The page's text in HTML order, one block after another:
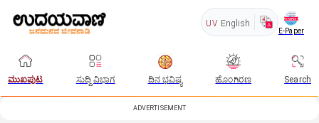
UV English
E-Paper
ಮುಖಪುಟ ಸುದ್ದಿ ವಿಭಾಗ ದಿನ ಭವಿಷ್ಯ ಹೊಂಗಿರಣ Search
ADVERTISEMENT